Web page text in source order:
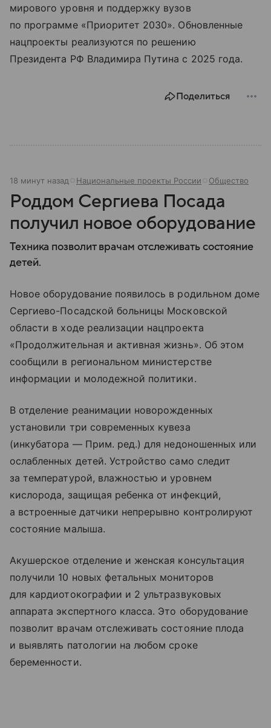
мирового уровня и поддержку вузов
по программе «Приоритет 2030». Обновленные
нацпроекты реализуются по решению
Президента РФ Владимира Путина с 2025 года.
Поделиться
18 минут назад Национальные проекты России Общество
Роддом Сергиева Посада
получил новое оборудование
Техника позволит врачам отслеживать состояние
детей.
Новое оборудование появилось в родильном доме
Сергиево-Посадской больницы Московской
области в ходе реализации нацпроекта
«Продолжительная и активная жизнь». Об этом
сообщили в региональном министерстве
информации и молодежной политики.
В отделение реанимации новорожденных
установили три современных кувеза
(инкубатора — Прим. ред.) для недоношенных или
ослабленных детей. Устройство само следит
за температурой, влажностью и уровнем
кислорода, защищая ребенка от инфекций,
а встроенные датчики непрерывно контролируют
состояние малыша.
Акушерское отделение и женская консультация
получили 10 новых фетальных мониторов
для кардиотокографии и 2 ультразвуковых
аппарата экспертного класса. Это оборудование
позволит врачам отслеживать состояние плода
и выявлять патологии на любом сроке
беременности.